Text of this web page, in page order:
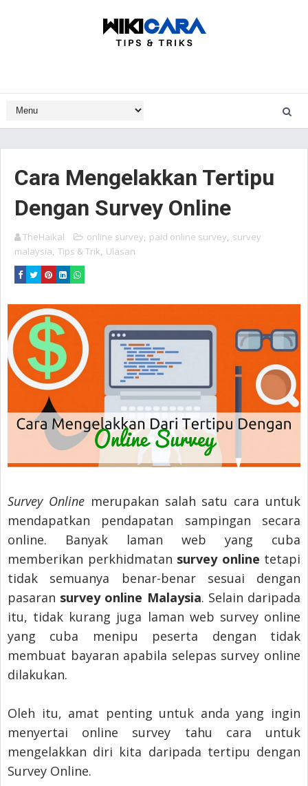
Cara Mengelakkan Tertipu
Dengan Survey Online
TheHaikal online survey, paid online survey, survey
malaysia, Tips & Trik, Ulasan
Survey Onlinemerupakan salah satu cara untuk
mendapatkan pendapatan sampingan secara
online. Banyak laman web yang cuba
memberikan perkhidmatan survey online tetapi
tidak semuanya benar-benar sesuai dengan
pasaran survey online Malaysia. Selain daripada
itu, tidak kurang juga laman web survey online
yang cuba menipu peserta dengan tidak
membuat bayaran apabila selepas survey online
dilakukan.
Oleh itu, amat penting untuk anda yang ingin
menyertai online survey tahu cara untuk
mengelakkan diri kita daripada tertipu dengan
Survey Online.